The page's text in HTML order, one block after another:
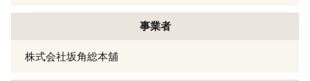
事業者
株式会社坂角総本舖